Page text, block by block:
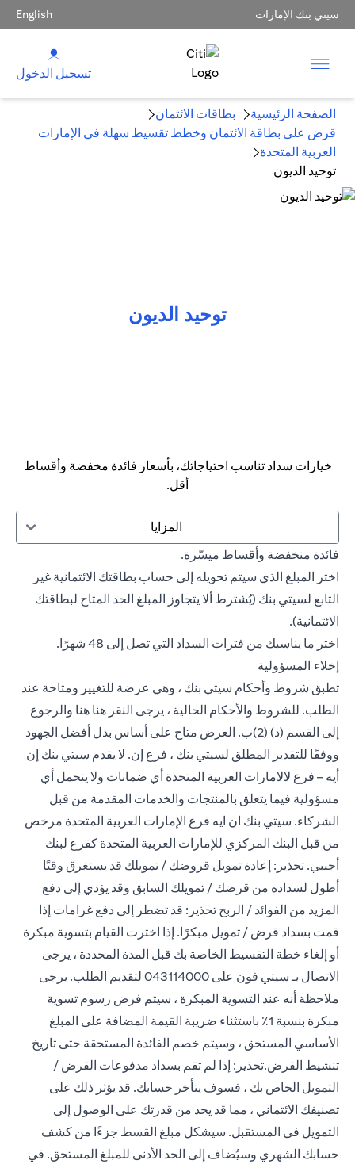
سيتي بنك الإمارات English
تسجيل الدخول
الصفحة الرئيسية
بطاقات الائتمان
قرض على بطاقة الائتمان وخطط تقسيط سهلة في الإمارات
العربية المتحدة
توحيد الديون
توحيد الديون
خيارات سداد تناسب احتياجاتك، بأسعار فائدة مخفضة وأقساط
أقل.
المزايا
فائدة منخفضة وأقساط ميسّرة.
اختر المبلغ الذي سيتم تحويله إلى حساب بطاقتك الائتمانية غير
التابع لسيتي بنك (يُشترط ألا يتجاوز المبلغ الحد المتاح لبطاقتك
الائتمانية).
اختر ما يناسبك من فترات السداد التي تصل إلى 48 شهرًا.
إخلاء المسؤولية
تطبق شروط وأحكام سيتي بنك ، وهي عرضة للتغيير ومتاحة عند
الطلب. للشروط والأحكام الحالية ، يرجى النقر هنا هنا والرجوع
إلى القسم (د) (2)ب. العرض متاح على أساس بذل أفضل الجهود
ووفقًا للتقدير المطلق لسيتي بنك ، فرع إن. لا يقدم سيتي بنك إن
أيه – فرع لالامارات العربية المتحدة أي ضمانات ولا يتحمل أي
مسؤولية فيما يتعلق بالمنتجات والخدمات المقدمة من قبل
الشركاء. سيتي بنك ان ايه فرع الإمارات العربية المتحدة مرخص
من قبل البنك المركزي للإمارات العربية المتحدة كفرع لبنك
أجنبي. تحذير: إعادة تمويل قروضك / تمويلك قد يستغرق وقتًا
أطول لسداده من قرضك / تمويلك السابق وقد يؤدي إلى دفع
المزيد من الفوائد / الربح تحذير: قد تضطر إلى دفع غرامات إذا
قمت بسداد قرض / تمويل مبكرًا. إذا اخترت القيام بتسوية مبكرة
أو إلغاء خطة التقسيط الخاصة بك قبل المدة المحددة ، يرجى
الاتصال بـ سيتي فون على 043114000 لتقديم الطلب. يرجى
ملاحظة أنه عند التسوية المبكرة ، سيتم فرض رسوم تسوية
مبكرة بنسبة 1٪ باستثناء ضريبة القيمة المضافة على المبلغ
الأساسي المستحق ، وسيتم خصم الفائدة المستحقة حتى تاريخ
تنشيط القرض.تحذير: إذا لم تقم بسداد مدفوعات القرض /
التمويل الخاص بك ، فسوف يتأخر حسابك. قد يؤثر ذلك على
تصنيفك الائتماني ، مما قد يحد من قدرتك على الوصول إلى
التمويل في المستقبل. سيشكل مبلغ القسط جزءًا من كشف
حسابك الشهري وسيُضاف إلى الحد الأدنى للمبلغ المستحق. في